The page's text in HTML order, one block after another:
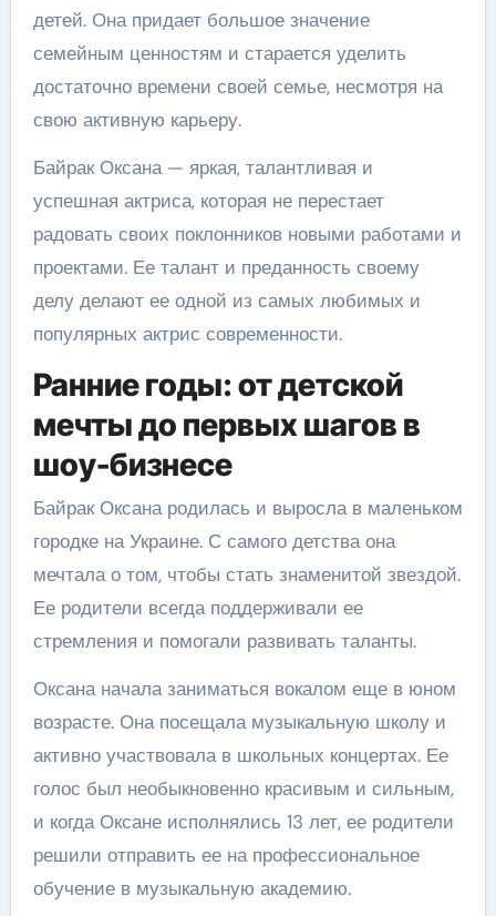
детей. Она придает большое значение
семейным ценностям и старается уделить
достаточно времени своей семье, несмотря на
свою активную карьеру.
Байрак Оксана — яркая, талантливая и
успешная актриса, которая не перестает
радовать своих поклонников новыми работами и
проектами. Ее талант и преданность своему
делу делают ее одной из самых любимых и
популярных актрис современности.
Ранние годы: от детской
мечты до первых шагов в
шоу-бизнесе
Байрак Оксана родилась и выросла в маленьком
городке на Украине. С самого детства она
мечтала о том, чтобы стать знаменитой звездой.
Ее родители всегда поддерживали ее
стремления и помогали развивать таланты.
Оксана начала заниматься вокалом еще в юном
возрасте. Она посещала музыкальную школу и
активно участвовала в школьных концертах. Ее
голос был необыкновенно красивым и сильным,
и когда Оксане исполнялись 13 лет, ее родители
решили отправить ее на профессиональное
обучение в музыкальную академию.